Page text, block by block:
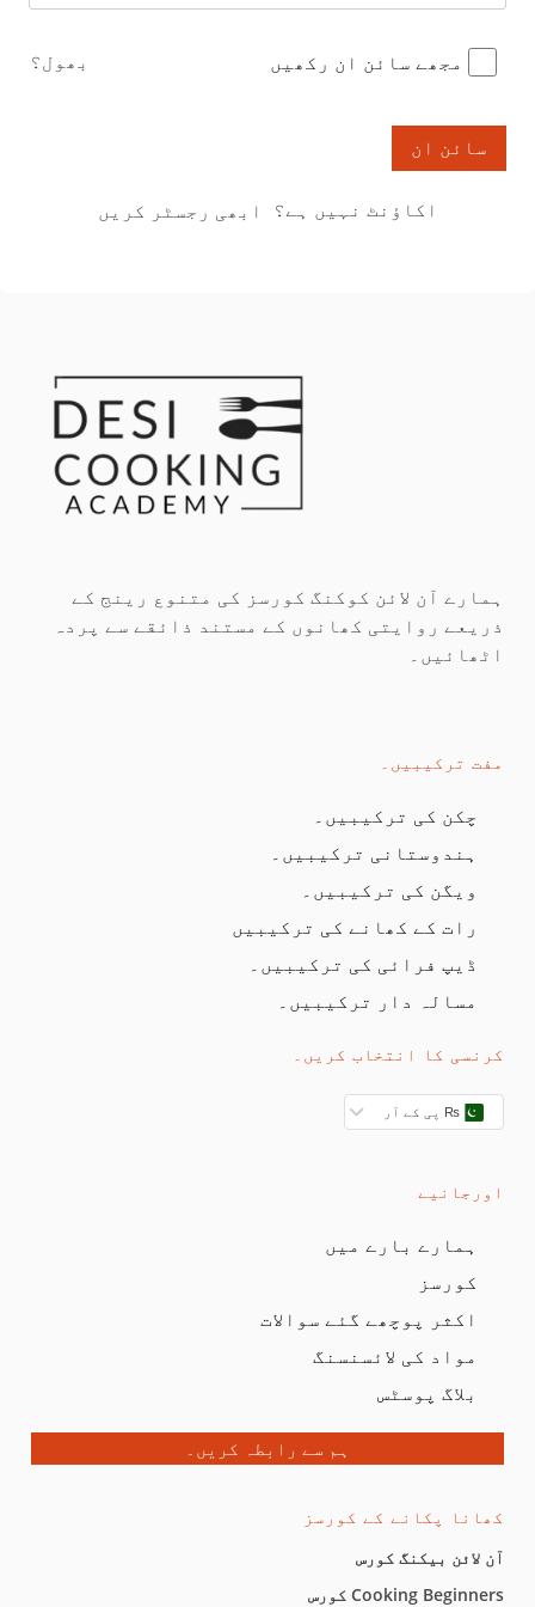
مجھے سائن ان رکھیں بھول؟
سائن ان
اکاؤنٹ نہیں ہے؟ ابھی رجسٹر کریں
ہمارے آن لائن کوکنگ کورسز کی متنوع رینج کے
ذریعے روایتی کھانوں کے مستند ذائقے سے پردہ
اٹھائیں۔
مفت ترکیبیں۔
چکن کی ترکیبیں۔
ہندوستانی ترکیبیں۔
ویگن کی ترکیبیں۔
رات کے کھانے کی ترکیبیں
ڈیپ فرائی کی ترکیبیں۔
مسالہ دار ترکیبیں۔
کرنسی کا انتخاب کریں۔
₨ پی کے آر
اورجانیے
ہمارے بارے میں
کورسز
اکثر پوچھے گئے سوالات
مواد کی لائسنسنگ
بلاگ پوسٹس
ہم سے رابطہ کریں۔
کھانا پکانے کے کورسز
آن لائن بیکنگ کورس
Cooking Beginners کورس